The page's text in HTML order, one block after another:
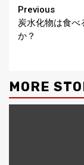
Previous
炭水化物は食べ
か？
MORE